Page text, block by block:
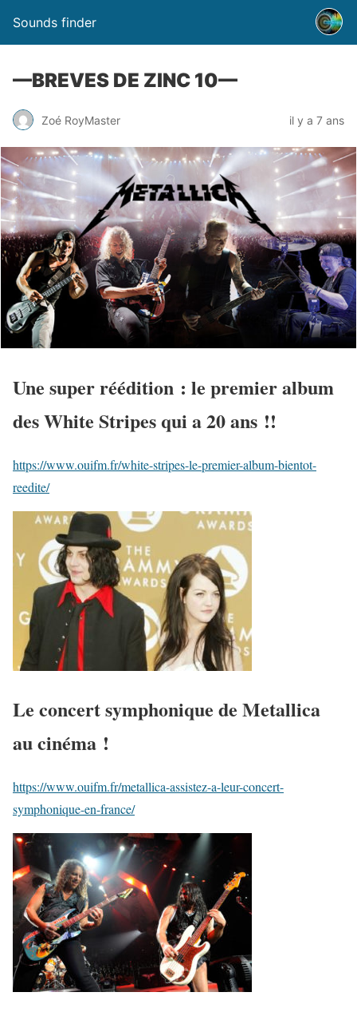
Sounds finder
—BREVES DE ZINC 10—
Zoé RoyMaster il y a 7 ans
Une super réédition : le premier album
des White Stripes qui a 20 ans !!
https://www.ouifm.fr/white-stripes-le-premier-album-bientot-
reedite/
Le concert symphonique de Metallica
au cinéma !
https://www.ouifm.fr/metallica-assistez-a-leur-concert-
symphonique-en-france/